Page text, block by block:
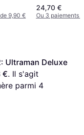
9,90 €
Balance
24,70 €
Ou 3 paiements
Ultraman Deluxe
€. Il s'agit
parmi 4